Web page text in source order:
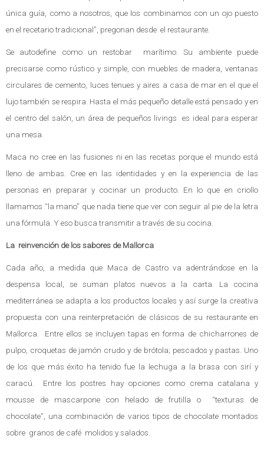
única guía, como a nosotros, que los combinamos con un ojo puesto
en el recetario tradicional”, pregonan desde el restaurante.
Se autodefine como un restobar marítimo. Su ambiente puede
precisarse como rústico y simple, con muebles de madera, ventanas
circulares de cemento, luces tenues y aires a casa de mar en el que el
lujo también se respira. Hasta el más pequeño detalle está pensado y en
el centro del salón, un área de pequeños livings es ideal para esperar
una mesa.
Maca no cree en las fusiones ni en las recetas porque el mundo está
lleno de ambas. Cree en las identidades y en la experiencia de las
personas en preparar y cocinar un producto. En lo que en criollo
llamamos “la mano” que nada tiene que ver con seguir al pie de la letra
una fórmula. Y eso busca transmitir a través de su cocina.
La reinvención de los sabores de Mallorca
Cada año, a medida que Maca de Castro va adentrándose en la
despensa local, se suman platos nuevos a la carta. La cocina
mediterránea se adapta a los productos locales y así surge la creativa
propuesta con una reinterpretación de clásicos de su restaurante en
Mallorca. Entre ellos se incluyen tapas en forma de chicharrones de
pulpo, croquetas de jamón crudo y de brótola; pescados y pastas. Uno
de los que más éxito ha tenido fue la lechuga a la brasa con sirí y
caracú. Entre los postres hay opciones como crema catalana y
mousse de mascarpone con helado de frutilla o “texturas de
chocolate”, una combinación de varios tipos de chocolate montados
sobre granos de café molidos y salados.